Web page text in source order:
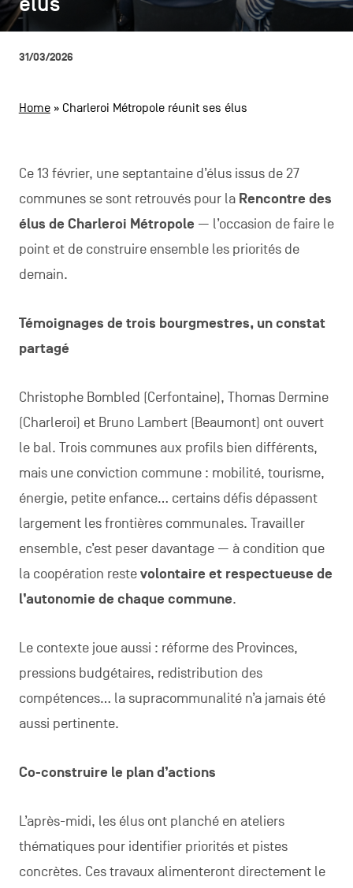
secondaire
31/03/2026
Home» Charleroi Métropole réunit ses élus
Ce 13 février, une septantaine d’élus issus de 27
communes se sont retrouvés pour la Rencontre des
élus de Charleroi Métropole — l’occasion de faire le
point et de construire ensemble les priorités de
demain.
Témoignages de trois bourgmestres, un constat
partagé
Christophe Bombled (Cerfontaine), Thomas Dermine
(Charleroi) et Bruno Lambert (Beaumont) ont ouvert
le bal. Trois communes aux profils bien différents,
mais une conviction commune : mobilité, tourisme,
énergie, petite enfance… certains défis dépassent
largement les frontières communales. Travailler
ensemble, c’est peser davantage — à condition que
la coopération restevolontaire et respectueuse de
l’autonomie de chaque commune.
Le contexte joue aussi : réforme des Provinces,
pressions budgétaires, redistribution des
compétences… la supracommunalité n’a jamais été
aussi pertinente.
Co-construire le plan d’actions
L’après-midi, les élus ont planché en ateliers
thématiques pour identifier priorités et pistes
concrètes. Ces travaux alimenteront directement le